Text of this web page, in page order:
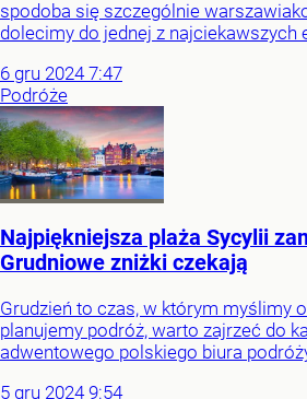
spodoba się szczególnie
dolecimy do jednej z najciekawszych
6 gru 2024 7:47
Podróże
Najpiękniejsza plaża Sycylii
Grudniowe zniżki czekają
Grudzień to czas, w którym myślimy
planujemy podróż, warto zajrzeć do
adwentowego polskiego biura
5 gru 2024 9:54